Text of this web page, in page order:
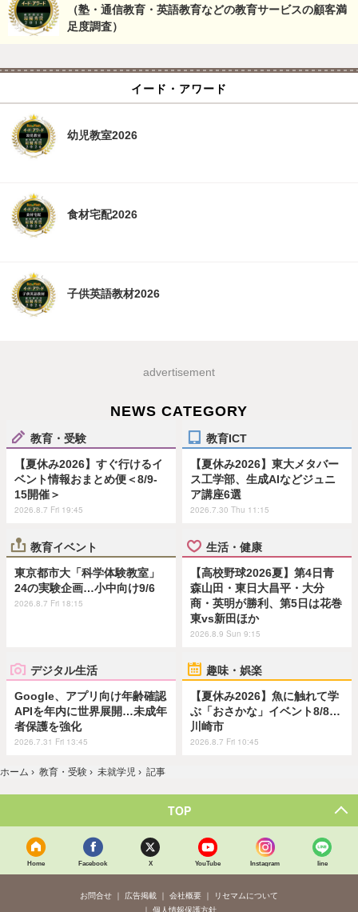
（塾・通信教育・英語教育などの教育サービスの顧客満
足度調査）
イード・アワード
幼児教室2026
食材宅配2026
子供英語教材2026
advertisement
NEWS CATEGORY
教育・受験
【夏休み2026】すぐ行けるイ
ベント情報おまとめ便＜8/9-
15開催＞
2026.8.7 Fri 19:45
教育ICT
【夏休み2026】東大メタバー
ス工学部、生成AIなどジュニ
ア講座6選
2026.7.30 Thu 11:15
教育イベント
東京都市大「科学体験教室」
24の実験企画…小中向け9/6
2026.8.7 Fri 18:15
生活・健康
【高校野球2026夏】第4日青
森山田・東日大昌平・大分
商・英明が勝利、第5日は花巻
東vs新田ほか
2026.8.9 Sun 9:15
デジタル生活
Google、アプリ向け年齢確認
APIを年内に世界展開…未成年
者保護を強化
2026.7.31 Fri 13:45
趣味・娯楽
【夏休み2026】魚に触れて学
ぶ「おさかな」イベント8/8…
川崎市
2026.8.7 Fri 10:45
ホーム › 教育・受験 › 未就学児 › 記事
TOP
Home Facebook X YouTube Instagram line
お問合せ 広告掲載 会社概要
リセマムについて
個人情報保護方針